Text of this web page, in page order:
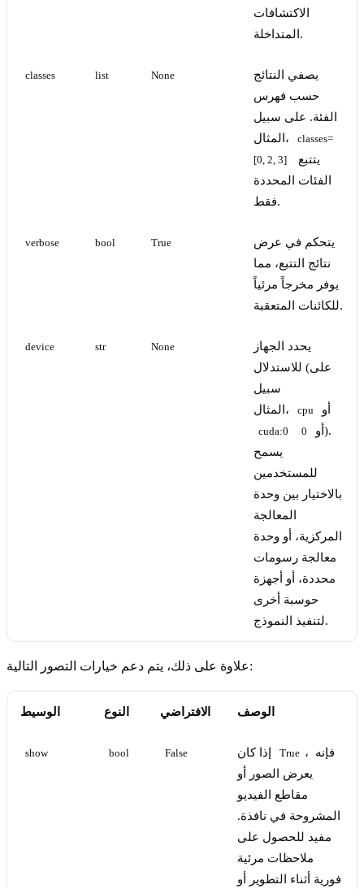
الاكتشافات
المتداخلة.
classes list None
يصفي النتائج
حسب فهرس
الفئة. على سبيل
المثال،
classes=
[0, 2, 3]
الفئات المحددة
فقط.
verbose bool True
يتحكم في عرض
نتائج التتبع، مما
يوفر مخرجاً مرئياً
للكائنات المتعقبة.
device str None
يحدد الجهاز
للاستدلال (على
سبيل
المثال،
cpu أو
cuda:0 أو 0
).
يسمح
للمستخدمين
بالاختيار بين وحدة
المعالجة
المركزية، أو وحدة
معالجة رسومات
محددة، أو أجهزة
حوسبة أخرى
لتنفيذ النموذج.
علاوة على ذلك، يتم دعم خيارات التصور التالية:
الوسيط النوع الافتراضي الوصف
show bool False True ، فإنه
يعرض الصور أو
مقاطع الفيديو
المشروحة في نافذة.
مفيد للحصول على
ملاحظات مرئية
فورية أثناء التطوير أو